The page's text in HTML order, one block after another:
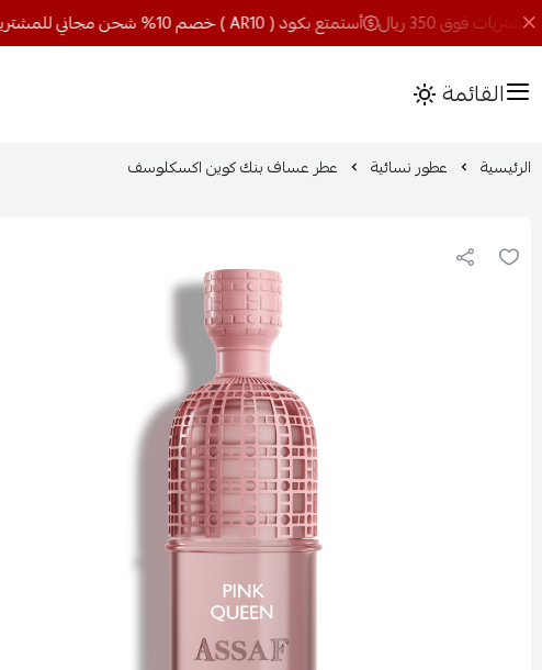
أستمتع بكود ( AR10 ) خصم 10% شحن مجاني للمشتريات فوق 350 ريال
القائمة
الرئيسية عطور نسائية عطر عساف بنك كوين اكسكلوسف